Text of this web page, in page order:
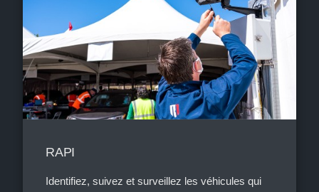
RAPI
Identifiez, suivez et surveillez les véhicules qui